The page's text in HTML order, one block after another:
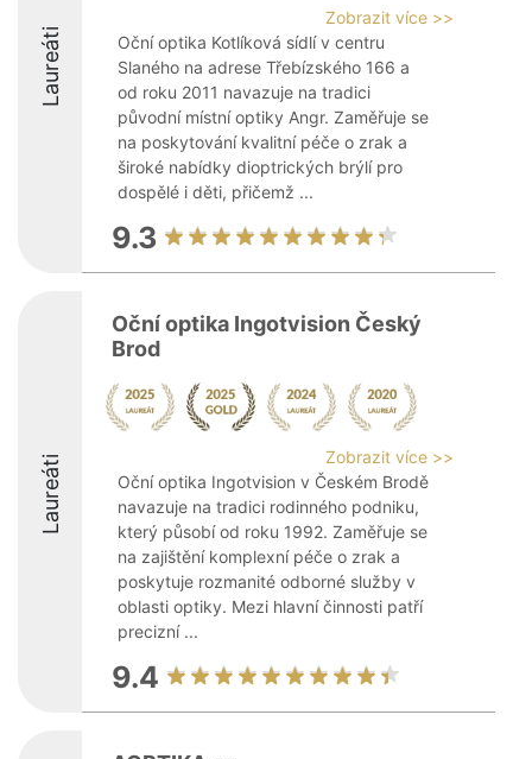
Laureáti
Zobrazit více >>
Oční optika Kotlíková sídlí v centru
Slaného na adrese Třebízského 166 a
od roku 2011 navazuje na tradici
původní místní optiky Angr. Zaměřuje se
na poskytování kvalitní péče o zrak a
široké nabídky dioptrických brýlí pro
dospělé i děti, přičemž ...
9.3
Laureáti
Oční optika Ingotvision Český
Brod
Zobrazit více >>
Oční optika Ingotvision v Českém Brodě
navazuje na tradici rodinného podniku,
který působí od roku 1992. Zaměřuje se
na zajištění komplexní péče o zrak a
poskytuje rozmanité odborné služby v
oblasti optiky. Mezi hlavní činnosti patří
precizní ...
9.4